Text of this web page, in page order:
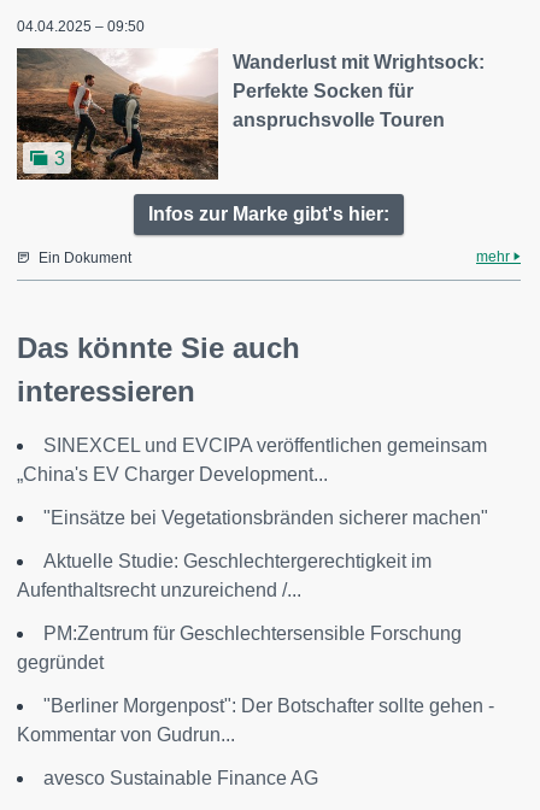
04.04.2025 – 09:50
3
Wanderlust mit Wrightsock:
Perfekte Socken für
anspruchsvolle Touren
Infos zur Marke gibt's hier:
Ein Dokument mehr
Das könnte Sie auch
interessieren
SINEXCEL und EVCIPA veröffentlichen gemeinsam
„China's EV Charger Development...
"Einsätze bei Vegetationsbränden sicherer machen"
Aktuelle Studie: Geschlechtergerechtigkeit im
Aufenthaltsrecht unzureichend /...
PM:Zentrum für Geschlechtersensible Forschung
gegründet
"Berliner Morgenpost": Der Botschafter sollte gehen -
Kommentar von Gudrun...
avesco Sustainable Finance AG